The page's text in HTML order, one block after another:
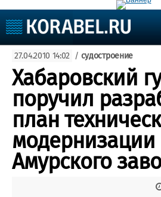
Судоходство
Судоремонт
События
Пресс-релизы
Порты
Рыболовство
ВМФ
Образование
Яхты и катера
Еще
Судостроение
Доска
27.04.2010 14:02 / судостроение
Хабаровский
поручил
план
модернизации
Амурского